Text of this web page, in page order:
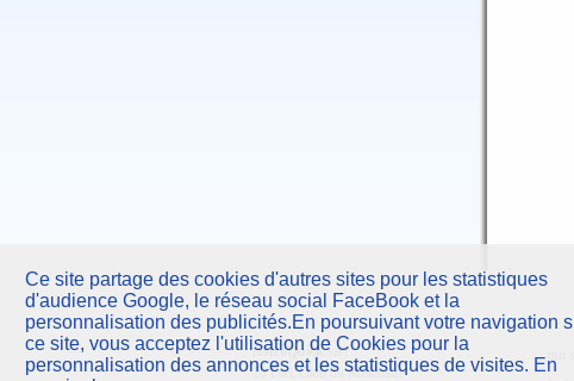
Ce site partage des cookies d'autres sites pour les statistiques
d'audience Google, le réseau social FaceBook et la
personnalisation des publicités.En poursuivant votre navigation
ce site, vous acceptez l'utilisation de Cookies pour la
personnalisation des annonces et les statistiques de visites. En
AstroQuicksarl
10 Parc Club du Millénaire